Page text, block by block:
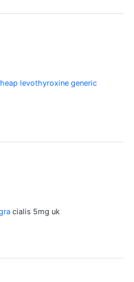
levothyroxine generic
cialis 5mg uk